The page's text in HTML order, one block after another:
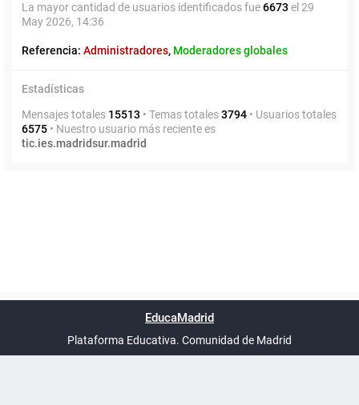
La mayor cantidad de usuarios identificados fue6673 el 29
May 2026, 14:36
Referencia: Administradores, Moderadores globales
Estadísticas
Mensajes totales 15513 • Temas totales3794 • Usuarios totales
6575 • Nuestro usuario más reciente es
tic.ies.madridsur.madrid
UTC+02:00
phpBB España
EducaMadrid
Plataforma Educativa. Comunidad de Madrid